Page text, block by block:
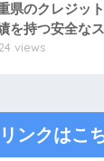
県のクレジッ
を持つ安全な
views
ンクはこ